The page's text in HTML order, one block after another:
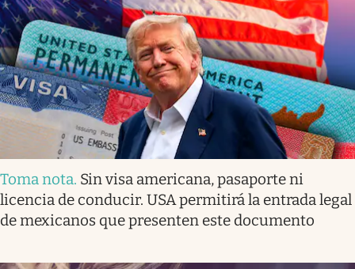
Toma nota. Sin visa americana, pasaporte ni
licencia de conducir. USA permitirá la entrada legal
de mexicanos que presenten este documento